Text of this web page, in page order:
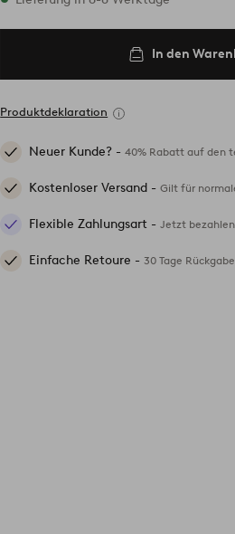
In den
Produktdeklaration
Neuer Kunde? -40% Rabatt auf den
Kostenloser Versand -Gilt für
Flexible Zahlungsart -Jetzt
Einfache Retoure -30 Tage